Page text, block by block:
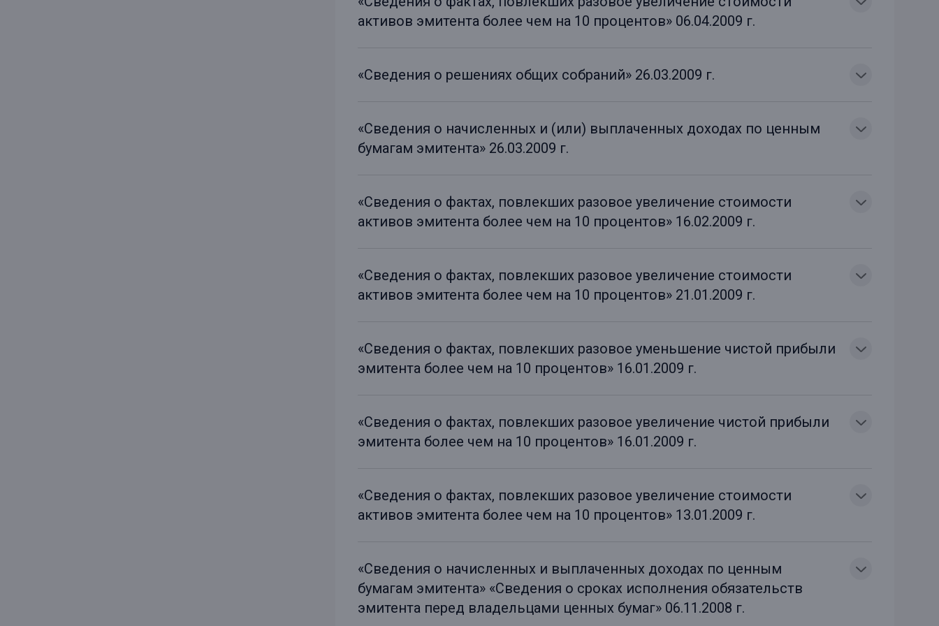
активов эмитента более чем на 10 процентов» 06.04.2009 г.
«Сведения о решениях общих собраний» 26.03.2009 г.
«Сведения о начисленных и (или) выплаченных доходах по ценным
бумагам эмитента» 26.03.2009 г.
«Сведения о фактах, повлекших разовое увеличение стоимости
активов эмитента более чем на 10 процентов» 16.02.2009 г.
«Сведения о фактах, повлекших разовое увеличение стоимости
активов эмитента более чем на 10 процентов» 21.01.2009 г.
«Сведения о фактах, повлекших разовое уменьшение чистой прибыли
эмитента более чем на 10 процентов» 16.01.2009 г.
«Сведения о фактах, повлекших разовое увеличение чистой прибыли
эмитента более чем на 10 процентов» 16.01.2009 г.
«Сведения о фактах, повлекших разовое увеличение стоимости
активов эмитента более чем на 10 процентов» 13.01.2009 г.
«Сведения о начисленных и выплаченных доходах по ценным
бумагам эмитента» «Сведения о сроках исполнения обязательств
эмитента перед владельцами ценных бумаг» 06.11.2008 г.